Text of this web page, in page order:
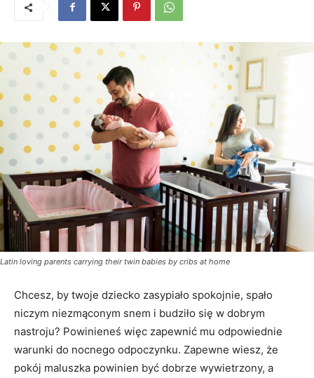
Latin loving parents carrying their twin babies by cribs at home
Chcesz, by twoje dziecko zasypiało spokojnie, spało
niczym niezmąconym snem i budziło się w dobrym
nastroju? Powinieneś więc zapewnić mu odpowiednie
warunki do nocnego odpoczynku. Zapewne wiesz, że
pokój maluszka powinien być dobrze wywietrzony, a